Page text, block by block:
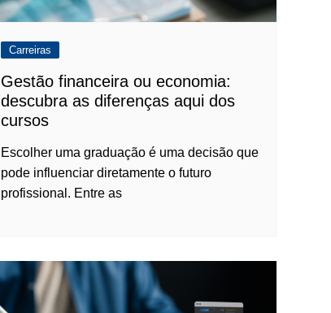
Carreiras
Gestão financeira ou economia:
descubra as diferenças aqui dos
cursos
Escolher uma graduação é uma decisão que
pode influenciar diretamente o futuro
profissional. Entre as